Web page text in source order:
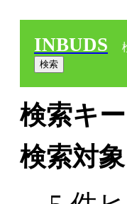
INBUDS
検索キ
検索対